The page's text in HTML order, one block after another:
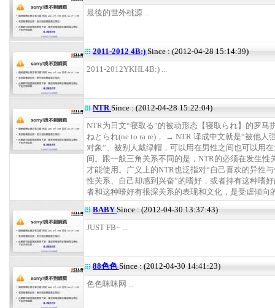
最後的世外桃源 ...
2011-2012 4B:) Since : (2012-04-28 15:14:39)
2011-2012YKHL4B:) ...
NTRSince : (2012-04-28 15:22:04)
NTR为日文“寝取る”的被动形态【寝取られ】的罗马
ねとられ(ne to ra re)， → NTR 译成中文就是“被他人
对象”、被别人戴绿帽，可以用在男性之间也可以用
间。跟一般三角关系不同的是，NTR的必须在发生性
才能使用。广义上的NTR也泛指对“自己喜欢的异性
性关系、自己却感到兴奋”的嗜好，或者持有这种嗜
者和这种嗜好有很深关系的表现和文化，是受虐倾向
BABY Since : (2012-04-30 13:37:43)
JUST FB~ ...
88色色Since : (2012-04-30 14:41:23)
色色咪咪网 ...